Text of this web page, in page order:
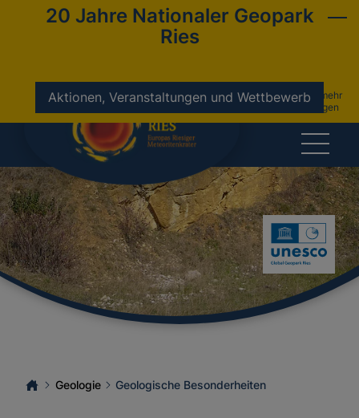
20 Jahre Nationaler Geopark
Ries
Aktionen, Veranstaltungen und Wettbewerbnicht mehr
anzeigen
Geologische Besonderheiten
Geologie